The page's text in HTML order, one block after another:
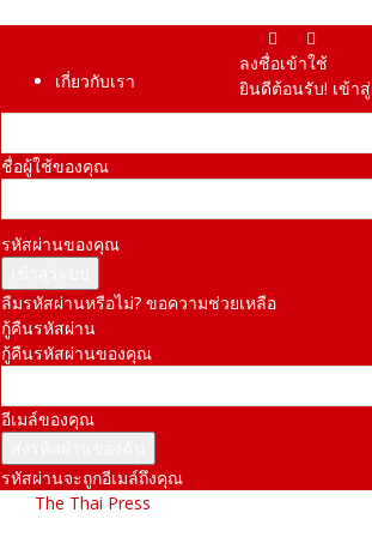
เกี่ยวกับเรา
ลงชื่อเข้าใช้
ยินดีต้อนรับ! เข้
ชื่อผู้ใช้ของคุณ
รหัสผ่านของคุณ
ลืมรหัสผ่านหรือไม่? ขอความช่วยเหลือ
กู้คืนรหัสผ่าน
กู้คืนรหัสผ่านของคุณ
อีเมล์ของคุณ
รหัสผ่านจะถูกอีเมล์ถึงคุณ
The Thai Press